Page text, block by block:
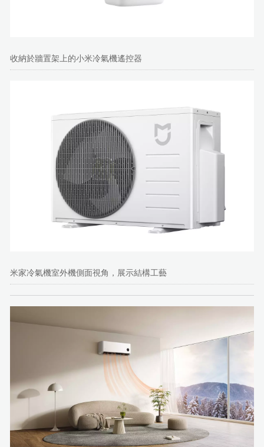
收納於牆置架上的小米冷氣機遙控器
米家冷氣機室外機側面視角，展示結構工藝